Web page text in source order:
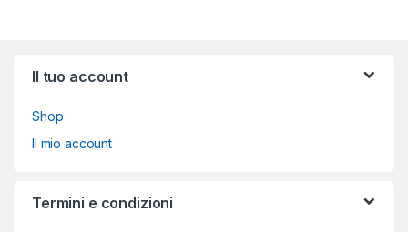
Il tuo account
Shop
Il mio account
Termini e condizioni